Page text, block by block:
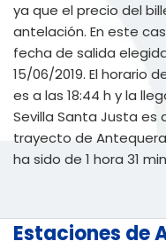
ya que el precio del
antelación. En este
fecha de salida
15/06/2019. El horario
es a las 18:44 h y la
Sevilla Santa Justa es
trayecto de
ha sido de 1 hora 31
Estaciones de